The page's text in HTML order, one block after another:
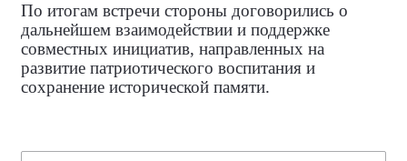
По итогам встречи стороны договорились о
дальнейшем взаимодействии и поддержке
совместных инициатив, направленных на
развитие патриотического воспитания и
сохранение исторической памяти.